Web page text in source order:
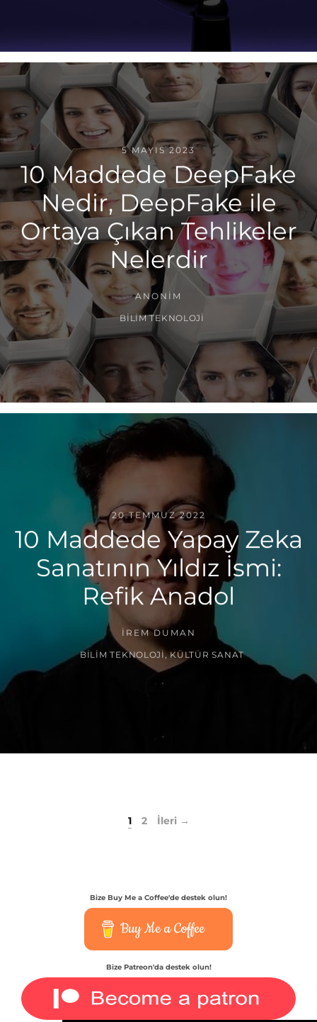
5 MAYIS 2023
10 Maddede DeepFake
Nedir, DeepFake ile
Ortaya Çıkan Tehlikeler
Nelerdir
ANONIM
BILIM TEKNOLOJI
20 TEMMUZ 2022
10 Maddede Yapay Zeka
Sanatının Yıldız İsmi:
Refik Anadol
İREM DUMAN
BILIM TEKNOLOJI,KÜLTÜR SANAT
1 2 İleri →
Bize Buy Me a Coffee'de destek olun!
Buy Me a Coffee
Bize Patreon'da destek olun!